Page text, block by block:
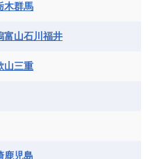
木群馬
富山石川 福井
山三重
鹿児島